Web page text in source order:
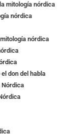
mitología nórdica
nórdica
nórdica
don del habla
Nórdica